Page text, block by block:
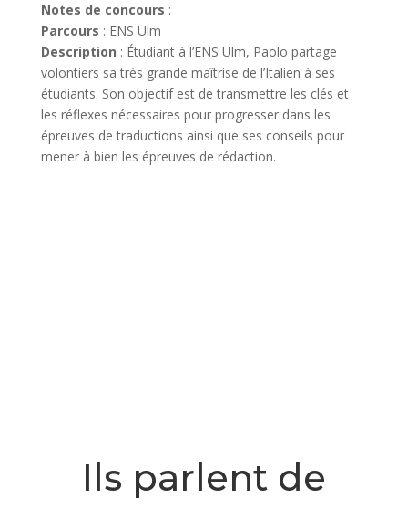
Notes de concours :
Parcours : ENS Ulm
Description : Étudiant à l’ENS Ulm, Paolo partage
volontiers sa très grande maîtrise de l’Italien à ses
étudiants. Son objectif est de transmettre les clés et
les réflexes nécessaires pour progresser dans les
épreuves de traductions ainsi que ses conseils pour
mener à bien les épreuves de rédaction.
Ils parlent de